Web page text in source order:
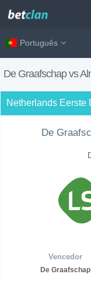
Português
De Graafschap vs
Netherlands Eerste
De
Vencedor
De Graafschap